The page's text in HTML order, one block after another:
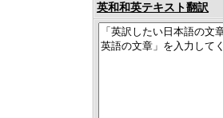
英和和英テキスト翻訳